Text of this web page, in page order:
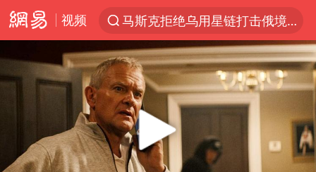
视频
马斯克拒绝乌用星链打击俄境内目标
解锁各地夏日限定体验
男童模仿奥特曼从高处跳下致骨折
黄金创今年来最大单周涨幅
名创优品一次性内裤 颜面尽失